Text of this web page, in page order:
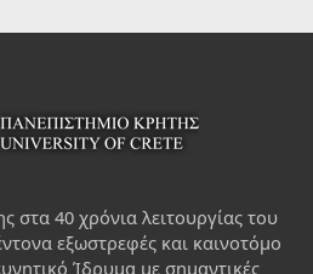
στα 40 χρόνια λειτουργίας του
εξωστρεφές και καινοτόμο
Ίδρυμα με σημαντικές